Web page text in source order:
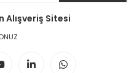
Alışveriş Sitesi